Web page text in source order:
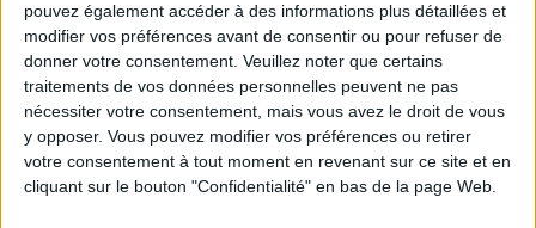
pouvez également accéder à des informations plus détaillées et
modifier vos préférences avant de consentir ou pour refuser de
donner votre consentement. Veuillez noter que certains
traitements de vos données personnelles peuvent ne pas
nécessiter votre consentement, mais vous avez le droit de vous
y opposer. Vous pouvez modifier vos préférences ou retirer
votre consentement à tout moment en revenant sur ce site et en
cliquant sur le bouton "Confidentialité" en bas de la page Web.